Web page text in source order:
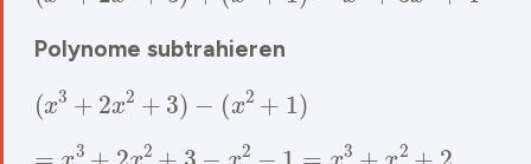
Polynome subtrahieren
(x3 2x 2+ 3 )−(
= x3 + 2x − − 3+ x +2